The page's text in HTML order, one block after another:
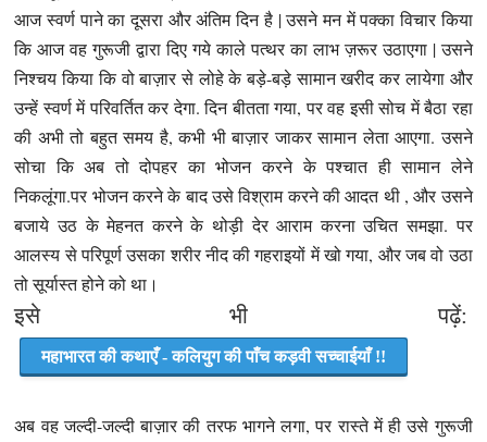
आज स्वर्ण पाने का दूसरा और अंतिम दिन है | उसने मन में पक्का विचार किया
कि आज वह गुरूजी द्वारा दिए गये काले पत्थर का लाभ ज़रूर उठाएगा | उसने
निश्चय किया कि वो बाज़ार से लोहे के बड़े-बड़े सामान खरीद कर लायेगा और
उन्हें स्वर्ण में परिवर्तित कर देगा. दिन बीतता गया, पर वह इसी सोच में बैठा रहा
की अभी तो बहुत समय है, कभी भी बाज़ार जाकर सामान लेता आएगा. उसने
सोचा कि अब तो दोपहर का भोजन करने के पश्चात ही सामान लेने
निकलूंगा.पर भोजन करने के बाद उसे विश्राम करने की आदत थी , और उसने
बजाये उठ के मेहनत करने के थोड़ी देर आराम करना उचित समझा. पर
आलस्य से परिपूर्ण उसका शरीर नीद की गहराइयों में खो गया, और जब वो उठा
तो सूर्यास्त होने को था।
इसे भी पढ़ें:
महाभारत की कथाएँ - कलियुग की पाँच कड़वी सच्चाईयाँ !!
अब वह जल्दी-जल्दी बाज़ार की तरफ भागने लगा, पर रास्ते में ही उसे गुरूजी